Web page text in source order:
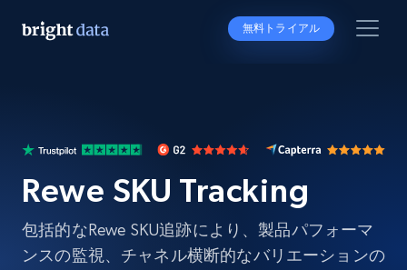
無料トライアル
Rewe SKU Tracking
包括的なRewe SKU追跡により、製品パフォーマ
ンスの監視、チャネル横断的なバリエーションの